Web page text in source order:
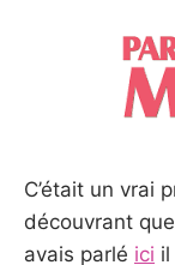
C’était un vrai
découvrant
avais parlé ici